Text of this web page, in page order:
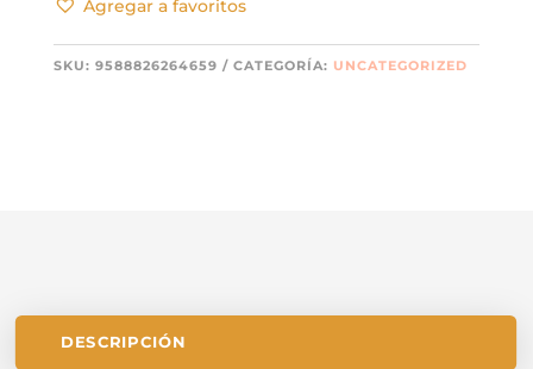
RS-
TURBO
Agregar a favoritos
SKU: 9588826264659 CATEGORÍA: UNCATEGORIZED
DESCRIPCIÓN